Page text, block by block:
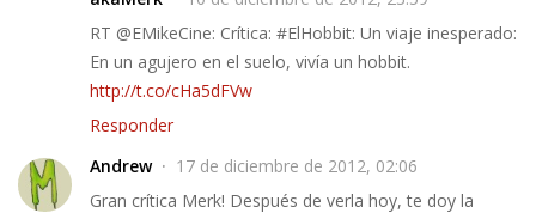
RT @EMikeCine: Crítica: #ElHobbit: Un viaje inesperado:
En un agujero en el suelo, vivía un hobbit.
http://t.co/cHa5dFVw
Responder
Andrew
17 de diciembre de 2012, 02:06
Gran crítica Merk! Después de verla hoy, te doy la